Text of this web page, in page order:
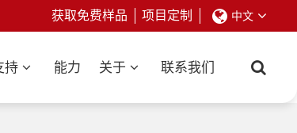
获取免费样品 项目定制 中文
持 能力 关于 联系我们